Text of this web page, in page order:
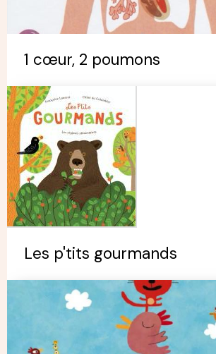
1 cœur, 2 poumons
Les p'tits gourmands